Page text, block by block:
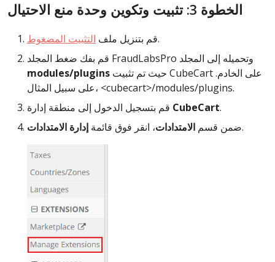
الخطوة 3: تثبيت وتكوين وحدة منع الاحتيال
قم بتنزيل ملف التثبيت المضغوط
.
قم بفك ضغط المجلد FraudLabsPro وتحميله إلى المجلد
modules/plugins
على سبيل المثال، <cubecart>/modules/plugins.
CubeCart.
ضمن قسم الامتدادات، انقر فوق قائمة إدارة الامتدادات .